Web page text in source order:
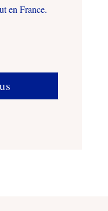
en France.